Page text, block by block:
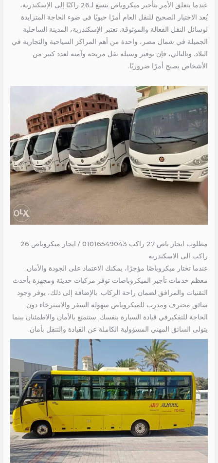
عندما يتعلق الأمر بتأجير ميكروباص يتسع لـ26 راكبًا إلى الإسكندرية،
يُعد الاختيار الصحيح للنقل العام أمرًا حيويًا في ضوء الحاجة المتزايدة
لوسائل النقل الفعالة والموثوقة. تعتبر الإسكندرية، المدينة الساحلية
الجميلة في شمال مصر، واحدة من أهم المراكز السياحية والتجارية في
البلاد. وبالتالي، فإن توفير وسيلة نقل مريحة وآمنة لعدد كبير من
الأشخاص يصبح أمرًا ضروريًا.
مطلوب ايجار باص 27 راكب 01016549043 / ايجار ميكروباص 26
راكب الى الاسكندريه
عندما تختار ميكروباصًا مؤجرًا، يمكنك الاعتماد على الجودة والأمان.
معظم خدمات تأجير الميكروباصات توفر مركبات حديثة ومجهزة بأحدث
التقنيات والمرافق لضمان راحة الركاب. بالإضافة إلى ذلك، يوفر وجود
سائق محترف ومدرب للميكروباص سهولة السفر والاسترخاء دون
الحاجة للتفكيرفي قيادة السيارة بنفسك. ستتمتع بالأمان والاطمئنان بينما
يتولى السائق المهني المسؤولية الكاملة عن القيادة والتنقل بأمان.